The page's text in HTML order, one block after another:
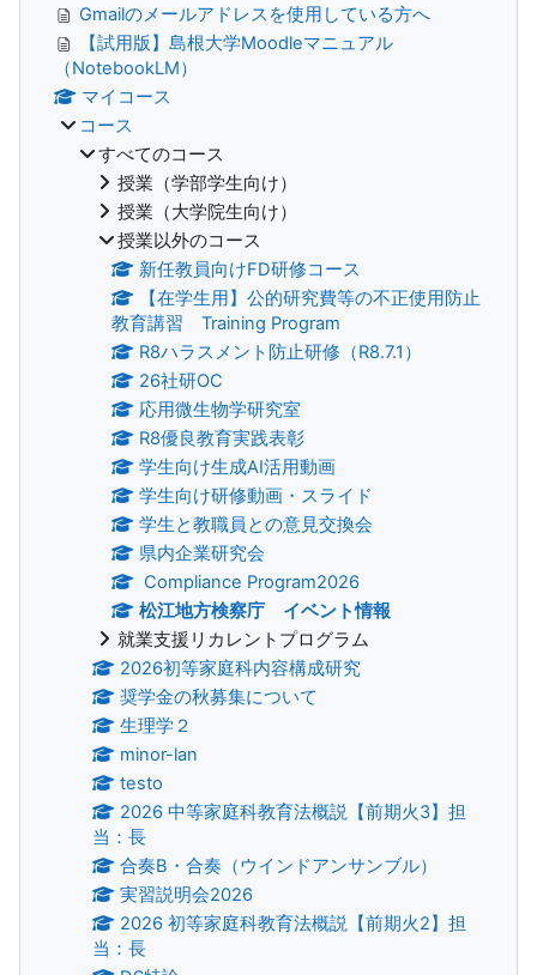
Gmailのメールアドレスを使用している方へ
【試用版】島根大学Moodleマニュアル
（NotebookLM）
マイコース
コース
すべてのコース
授業（学部学生向け）
授業（大学院生向け）
授業以外のコース
新任教員向けFD研修コース
【在学生用】公的研究費等の不正使用防止
教育講習 Training Program
R8ハラスメント防止研修（R8.7.1）
26社研OC
応用微生物学研究室
R8優良教育実践表彰
学生向け生成AI活用動画
学生向け研修動画・スライド
学生と教職員との意見交換会
県内企業研究会
Compliance Program2026
松江地方検察庁 イベント情報
就業支援リカレントプログラム
2026初等家庭科内容構成研究
奨学金の秋募集について
生理学２
minor-lan
testo
2026 中等家庭科教育法概説【前期火3】担
当：長
合奏B・合奏（ウインドアンサンブル）
実習説明会2026
2026 初等家庭科教育法概説【前期火2】担
当：長